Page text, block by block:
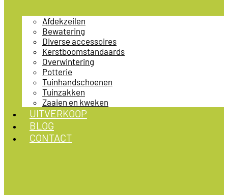
Afdekzeilen
Bewatering
Diverse accessoires
Kerstboomstandaards
Overwintering
Potterie
Tuinhandschoenen
Tuinzakken
Zaaien en kweken
UITVERKOOP
BLOG
CONTACT